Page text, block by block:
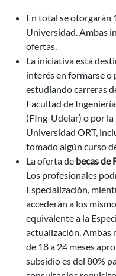
En total se otorgarán
Universidad. Ambas
ofertas.
La iniciativa está
interés en formarse o
estudiando carreras
Facultad de
(FIng-Udelar) o por
Universidad ORT,
tomado algún curso
La oferta de becas de
Los profesionales
Especialización,
accederán a los
equivalente a la
actualización. Ambas
de 18 a 24 meses
subsidio es del 80%